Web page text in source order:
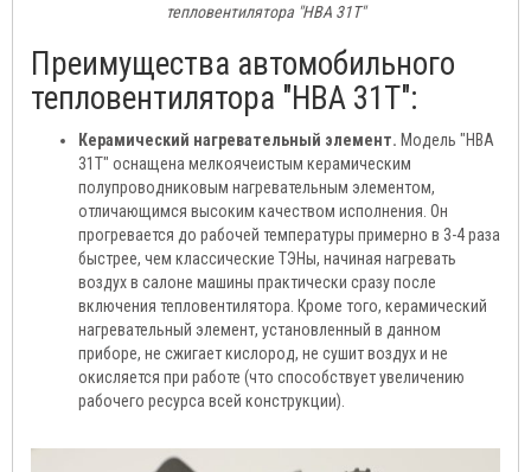
тепловентилятора "HBA 31T"
Преимущества автомобильного
тепловентилятора "HBA 31T":
Керамический нагревательный элемент. Модель "HBA
31T" оснащена мелкоячеистым керамическим
полупроводниковым нагревательным элементом,
отличающимся высоким качеством исполнения. Он
прогревается до рабочей температуры примерно в 3-4 раза
быстрее, чем классические ТЭНы, начиная нагревать
воздух в салоне машины практически сразу после
включения тепловентилятора. Кроме того, керамический
нагревательный элемент, установленный в данном
приборе, не сжигает кислород, не сушит воздух и не
окисляется при работе (что способствует увеличению
рабочего ресурса всей конструкции).